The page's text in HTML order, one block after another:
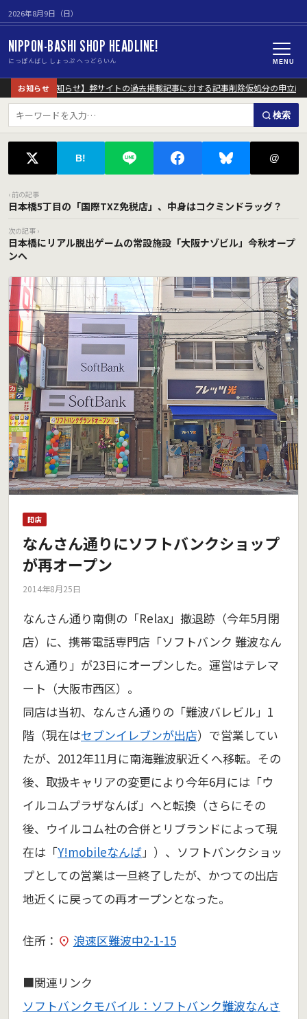
2026年8月9日（日）
NIPPON-BASHI SHOP HEADLINE!
にっぽんばし しょっぷ へっどらいん MENU
お知らせ
【重要なお知らせ】弊サイトの過去掲載記事に対する記事削除仮処分の申立につ
検索
B! @
‹ 前の記事
日本橋5丁目の「国際TXZ免税店」、中身はコクミンドラッグ？
次の記事 ›
日本橋にリアル脱出ゲームの常設施設「大阪ナゾビル」今秋オープ
ンへ
開店
なんさん通りにソフトバンクショップ
が再オープン
2014年8月25日
なんさん通り南側の「Relax」撤退跡（今年5月閉
店）に、携帯電話専門店「ソフトバンク 難波なん
さん通り」が23日にオープンした。運営はテレマ
ート（大阪市西区）。
同店は当初、なんさん通りの「難波バレビル」1
階（現在はセブンイレブンが出店）で営業してい
たが、2012年11月に南海難波駅近くへ移転。その
後、取扱キャリアの変更により今年6月には「ウ
イルコムプラザなんば」へと転換（さらにその
後、ウイルコム社の合併とリブランドによって現
在は「Y!mobileなんば」）、ソフトバンクショッ
プとしての営業は一旦終了したが、かつての出店
地近くに戻っての再オープンとなった。
住所： 浪速区難波中2-1-15
■関連リンク
ソフトバンクモバイル：ソフトバンク難波なんさ